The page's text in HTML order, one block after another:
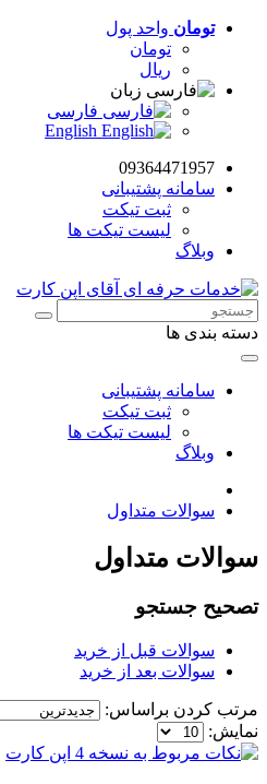
تومان واحد پول
تومان
ریال
زبان
فارسی
09364471957
سامانه پشتیبانی
ثبت تیکت
لیست تیکت ها
وبلاگ
دسته بندی ها
سامانه پشتیبانی
ثبت تیکت
لیست تیکت ها
وبلاگ
سوالات متداول
سوالات متداول
تصحیح جستجو
سوالات قبل از خرید
سوالات بعد از خرید
مرتب کردن براساس:
نمایش: